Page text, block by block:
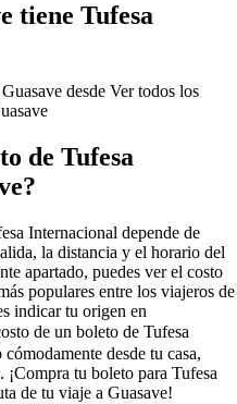
tiene Tufesa
desde Ver todos los
de Tufesa
Internacional depende de
la distancia y el horario del
apartado, puedes ver el costo
populares entre los viajeros de
indicar tu origen en
de un boleto de Tufesa
desde tu casa,
tu boleto para Tufesa
de tu viaje a Guasave!